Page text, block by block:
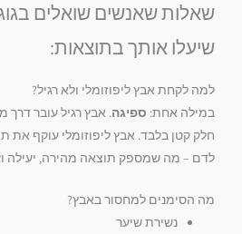
שאלות שאנשים שואלים
שיעלו אותך בתוצאות:
למה לקחת אבץ ליפוזומלי ולא רגיל?
במילה אחת: ספיגה. אבץ רגיל עובר
חלק קטן בלבד. אבץ ליפוזומלי עוקף את
לדם – מה שמספק תוצאה מהירה, יעילה
מה הסימנים למחסור באבץ?
נשירת שיער